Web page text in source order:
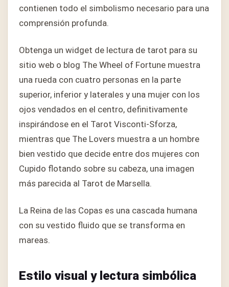
contienen todo el simbolismo necesario para una
comprensión profunda.
Obtenga un widget de lectura de tarot para su
sitio web o blog The Wheel of Fortune muestra
una rueda con cuatro personas en la parte
superior, inferior y laterales y una mujer con los
ojos vendados en el centro, definitivamente
inspirándose en el Tarot Visconti-Sforza,
mientras que The Lovers muestra a un hombre
bien vestido que decide entre dos mujeres con
Cupido flotando sobre su cabeza, una imagen
más parecida al Tarot de Marsella.
La Reina de las Copas es una cascada humana
con su vestido fluido que se transforma en
mareas.
Estilo visual y lectura simbólica